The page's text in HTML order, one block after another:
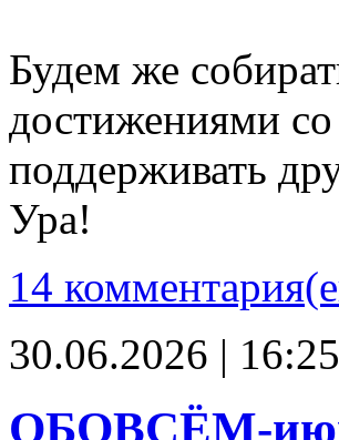
Будем же
достижениями
поддерживать
Ура!
14
30.06.2026 | 16:25
ОБОВСЁМ-